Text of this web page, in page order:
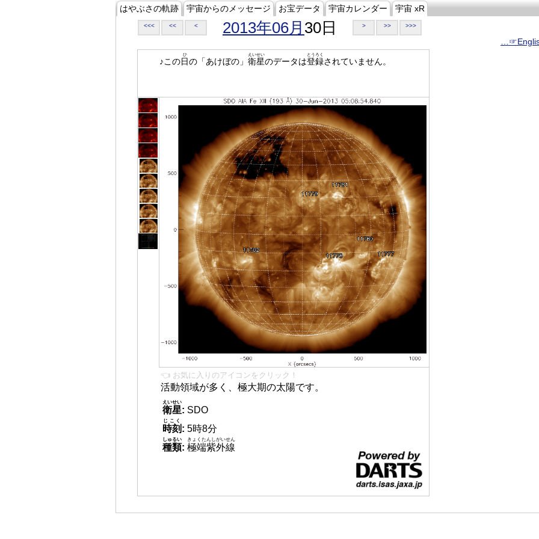
はやぶさの軌跡 宇宙からのメッセージ お宝データ 宇宙カレンダー 宇宙 xR
<<< << < 2013年06月 30日 > >> >>>
♪この日
ひ
の「あけぼの」 衛星
えいせい
のデータは登録
とうろく
されていません。
👈 お気に入りのアイコンをクリック！
活動領域が多く、極大期の太陽です。
衛星
えいせい
: SDO
時刻
じこく
: 5時8分
種類
しゅるい
: 極端紫外線
きょくたんしがいせん